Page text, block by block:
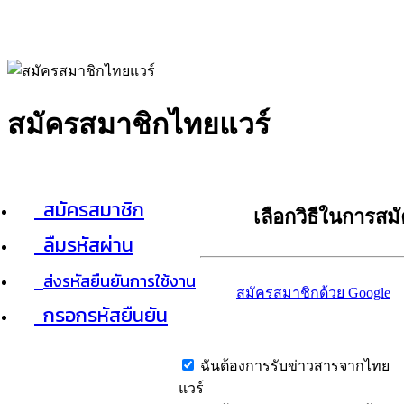
สมัครสมาชิกไทยแวร์
สมัครสมาชิก
ลืมรหัสผ่าน
ส่งรหัสยืนยันการใช้งาน
กรอกรหัสยืนยัน
เลือกวิธีในการส
สมัครสมาชิกด้วย Google
ฉันต้องการรับข่าวสารจากไทย
แวร์